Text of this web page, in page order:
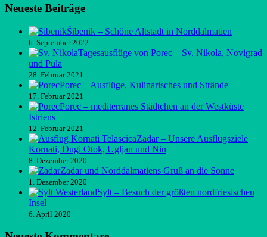
Neueste Beiträge
Šibenik – Schöne Altstadt in Norddalmatien
6. September 2022
Tagesausflüge von Porec – Sv. Nikola, Novigrad
und Pula
28. Februar 2021
Porec – Ausflüge, Kulinarisches und Strände
17. Februar 2021
Porec – mediterranes Städtchen an der Westküste
Istriens
12. Februar 2021
Zadar – Unsere Ausflugsziele
Kornati, Dugi Otok, Ugljan und Nin
8. Dezember 2020
Zadar und Norddalmatiens Gruß an die Sonne
1. Dezember 2020
Sylt – Besuch der größten nordfriesischen
Insel
6. April 2020